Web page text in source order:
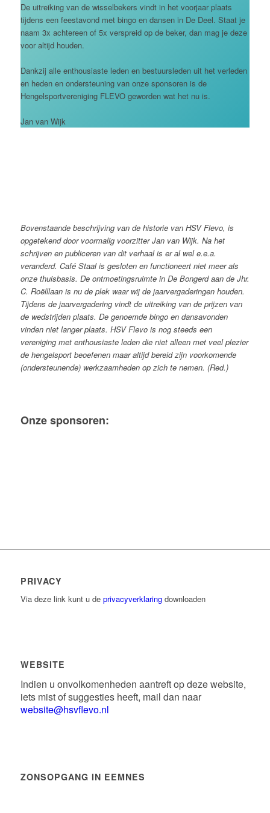
De uitreiking van de wisselbekers vindt in het voorjaar plaats
tijdens een feestavond met bingo en dansen in De Deel. Staat je
naam 3x achtereen of 5x verspreid op de beker, dan mag je deze
voor altijd houden.
Dankzij alle enthousiaste leden en bestuursleden uit het verleden
en heden en ondersteuning van onze sponsoren is de
Hengelsportvereniging FLEVO geworden wat het nu is.
Jan van Wijk
Bovenstaande beschrijving van de historie van HSV Flevo, is
opgetekend door voormalig voorzitter Jan van Wijk. Na het
schrijven en publiceren van dit verhaal is er al wel e.e.a.
veranderd. Café Staal is gesloten en functioneert niet meer als
onze thuisbasis. De ontmoetingsruimte in De Bongerd aan de Jhr.
C. Roëlllaan is nu de plek waar wij de jaarvergaderingen houden.
Tijdens de jaarvergadering vindt de uitreiking van de prijzen van
de wedstrijden plaats. De genoemde bingo en dansavonden
vinden niet langer plaats. HSV Flevo is nog steeds een
vereniging met enthousiaste leden die niet alleen met veel plezier
de hengelsport beoefenen maar altijd bereid zijn voorkomende
(ondersteunende) werkzaamheden op zich te nemen. (Red.)
Onze sponsoren:
PRIVACY
Via deze link kunt u de privacyverklaringdownloaden
WEBSITE
Indien u onvolkomenheden aantreft op deze website,
iets mist of suggesties heeft, mail dan naar
website@hsvflevo.nl
ZONSOPGANG IN EEMNES